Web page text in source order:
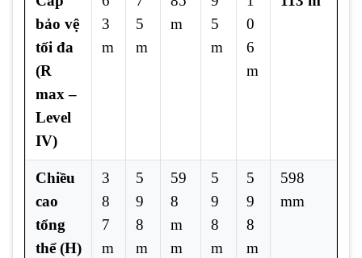
bảo vệ
tối đa
(R
max –
Level
IV)
3
m
5
m
m
5
m
0
6
m
Chiều
cao
tổng
thể (H)
3
8
7
m
5
9
8
m
59
8
m
m
5
9
8
m
5
9
8
m
598
mm